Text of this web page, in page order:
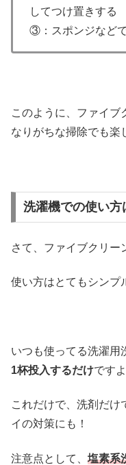
してつけ置きする
③：スポンジなど
このように、ファイブ
なりがちな掃除でも楽
洗濯機での使い方
さて、ファイブクリー
使い方はとてもシンプ
いつも使ってる洗濯用
1杯投入するだけですよ
これだけで、洗剤だけ
イの対策にも！
注意点として、 塩素系